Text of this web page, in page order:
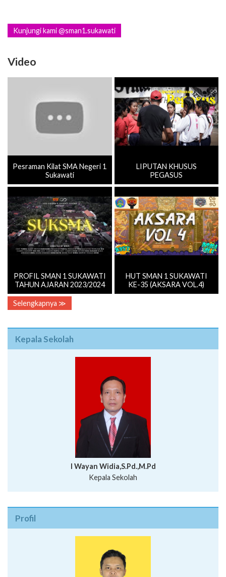
Kunjungi kami @sman1.sukawati
Video
Pesraman Kilat SMA Negeri 1
Sukawati
LIPUTAN KHUSUS
PEGASUS
PROFIL SMAN 1 SUKAWATI
TAHUN AJARAN 2023/2024
HUT SMAN 1 SUKAWATI
KE-35 (AKSARA VOL.4)
Selengkapnya ≫
Kepala Sekolah
I Wayan Widia,S.Pd.,M.Pd
Kepala Sekolah
Profil